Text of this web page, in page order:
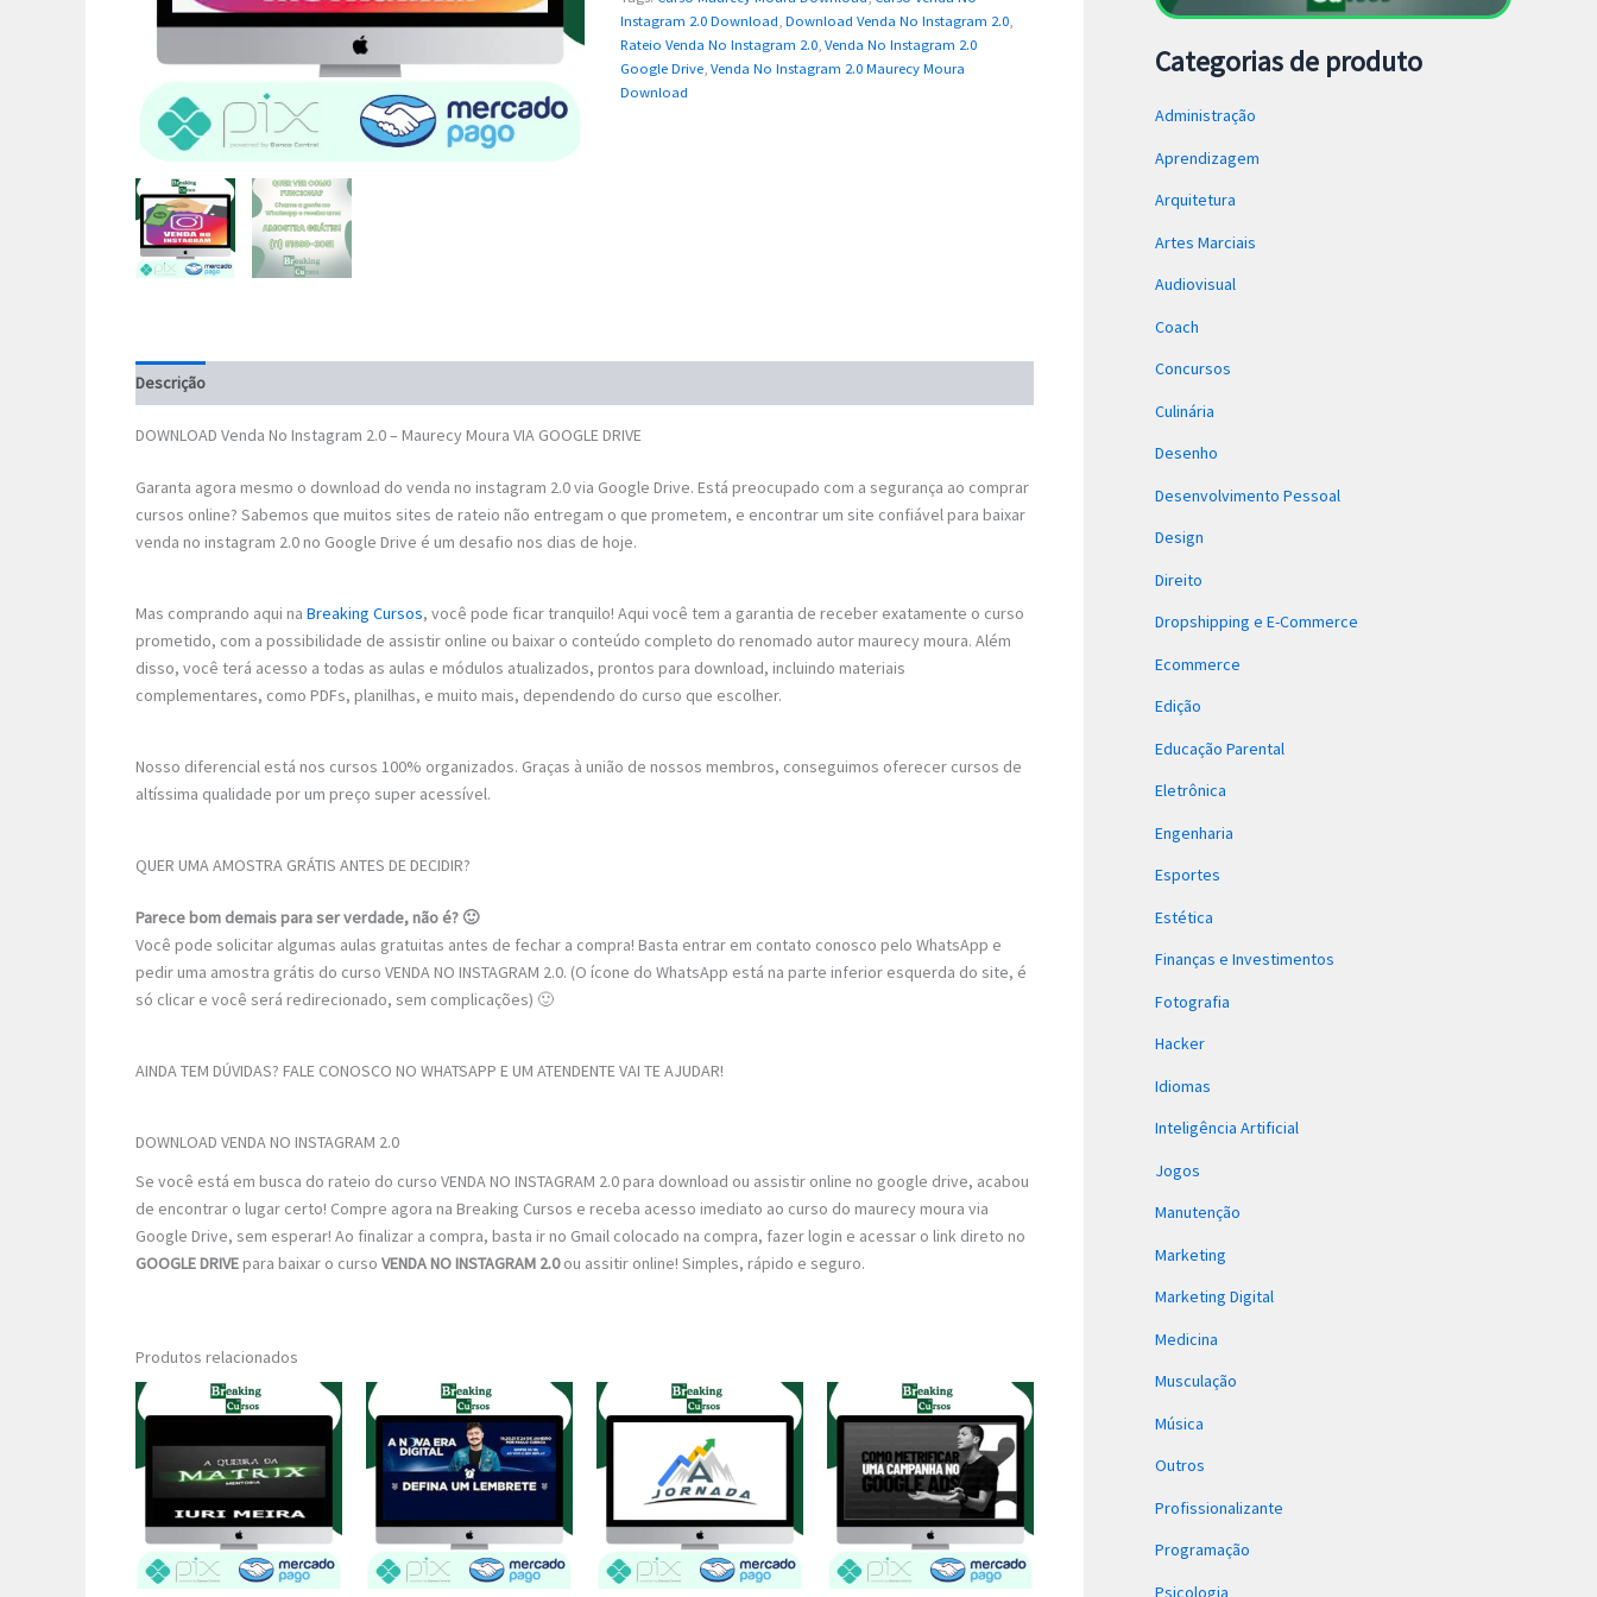
Instagram 2.0 Download,Download Venda No Instagram 2.0,
Rateio Venda No Instagram 2.0,Venda No Instagram 2.0
Google Drive,Venda No Instagram 2.0 Maurecy Moura
Download
Descrição
DOWNLOAD Venda No Instagram 2.0 – Maurecy Moura VIA GOOGLE DRIVE
Garanta agora mesmo o download do venda no instagram 2.0 via Google Drive. Está preocupado com a segurança ao comprar
cursos online? Sabemos que muitos sites de rateio não entregam o que prometem, e encontrar um site confiável para baixar
venda no instagram 2.0 no Google Drive é um desafio nos dias de hoje.
Mas comprando aqui na Breaking Cursos, você pode ficar tranquilo! Aqui você tem a garantia de receber exatamente o curso
prometido, com a possibilidade de assistir online ou baixar o conteúdo completo do renomado autor maurecy moura. Além
disso, você terá acesso a todas as aulas e módulos atualizados, prontos para download, incluindo materiais
complementares, como PDFs, planilhas, e muito mais, dependendo do curso que escolher.
Nosso diferencial está nos cursos 100% organizados. Graças à união de nossos membros, conseguimos oferecer cursos de
altíssima qualidade por um preço super acessível.
QUER UMA AMOSTRA GRÁTIS ANTES DE DECIDIR?
Parece bom demais para ser verdade, não é? 🙂
Você pode solicitar algumas aulas gratuitas antes de fechar a compra! Basta entrar em contato conosco pelo WhatsApp e
pedir uma amostra grátis do curso VENDA NO INSTAGRAM 2.0. (O ícone do WhatsApp está na parte inferior esquerda do site, é
só clicar e você será redirecionado, sem complicações) 🙂
AINDA TEM DÚVIDAS? FALE CONOSCO NO WHATSAPP E UM ATENDENTE VAI TE AJUDAR!
DOWNLOAD VENDA NO INSTAGRAM 2.0
Se você está em busca do rateio do curso VENDA NO INSTAGRAM 2.0 para download ou assistir online no google drive, acabou
de encontrar o lugar certo! Compre agora na Breaking Cursos e receba acesso imediato ao curso do maurecy moura via
Google Drive, sem esperar! Ao finalizar a compra, basta ir no Gmail colocado na compra, fazer login e acessar o link direto no
GOOGLE DRIVEpara baixar o curso VENDA NO INSTAGRAM 2.0ou assitir online! Simples, rápido e seguro.
Produtos relacionados
Categorias de produto
Administração
Aprendizagem
Arquitetura
Artes Marciais
Audiovisual
Coach
Concursos
Culinária
Desenho
Desenvolvimento Pessoal
Design
Direito
Dropshipping e E-Commerce
Ecommerce
Edição
Educação Parental
Eletrônica
Engenharia
Esportes
Estética
Finanças e Investimentos
Fotografia
Hacker
Idiomas
Inteligência Artificial
Jogos
Manutenção
Marketing
Marketing Digital
Medicina
Musculação
Música
Outros
Profissionalizante
Programação
Psicologia